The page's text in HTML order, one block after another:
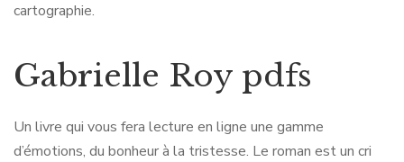
cartographie.
Gabrielle Roy pdfs
Un livre qui vous fera lecture en ligne une gamme
d’émotions, du bonheur à la tristesse. Le roman est un cri